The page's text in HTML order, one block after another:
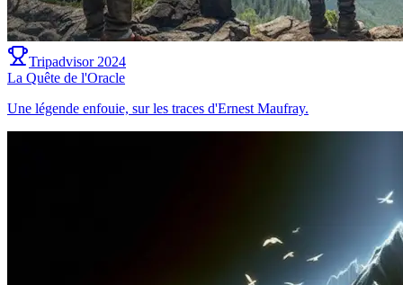
Tripadvisor 2024
La Quête de l'Oracle
Une légende enfouie, sur les traces d'Ernest Maufray.